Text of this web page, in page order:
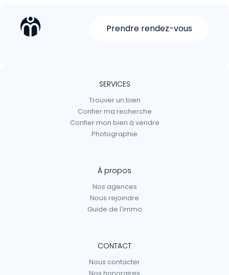
Prendre rendez-vous
SERVICES
Trouver un bien
Confier ma recherche
Confier mon bien à vendre
Photographie
À propos
Nos agences
Nous rejoindre
Guide de l'immo
CONTACT
Nous contacter